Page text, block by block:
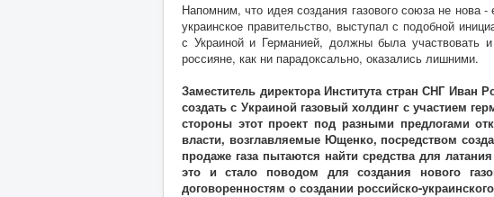
Напомним, что идея создания газового союза не
украинское правительство, выступал с подобной
с Украиной и Германией, должны была участвовать
россияне, как ни парадоксально, оказались лишними.
Заместитель директора Института стран СНГ Иван
создать с Украиной газовый холдинг с участием
стороны этот проект под разными предлогами
власти, возглавляемые Ющенко, посредством
продаже газа пытаются найти средства для
это и стало поводом для создания нового
договоренностям о создании российско-